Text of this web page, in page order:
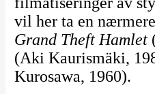
vil her ta en
Grand Theft Hamlet
(Aki Kaurismäki,
Kurosawa, 1960).